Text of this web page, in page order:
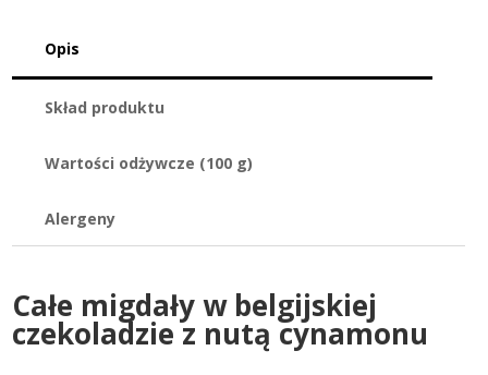
Opis
Skład produktu
Wartości odżywcze (100 g)
Alergeny
Całe migdały w belgijskiej
czekoladzie z nutą cynamonu